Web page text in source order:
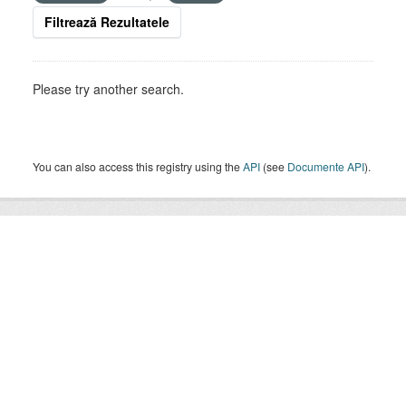
Filtrează Rezultatele
Please try another search.
You can also access this registry using theAPI (see Documente API).